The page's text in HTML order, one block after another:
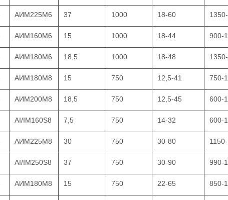
АИМ225М6 37 1000 18-60
АИМ160М6 15 1000 18-44 900-
АИМ180М6 18,5 1000 18-48
АИМ180М8 15 750 12,5-41 750-
АИМ200М8 18,5 750 12,5-45 600-
AI/IM160S8 7,5 750 14-32 600-
АИМ225М8 30 750 30-80
AI/IM250S8 37 750 30-90 990-
АИМ180М8 15 750 22-65 850-